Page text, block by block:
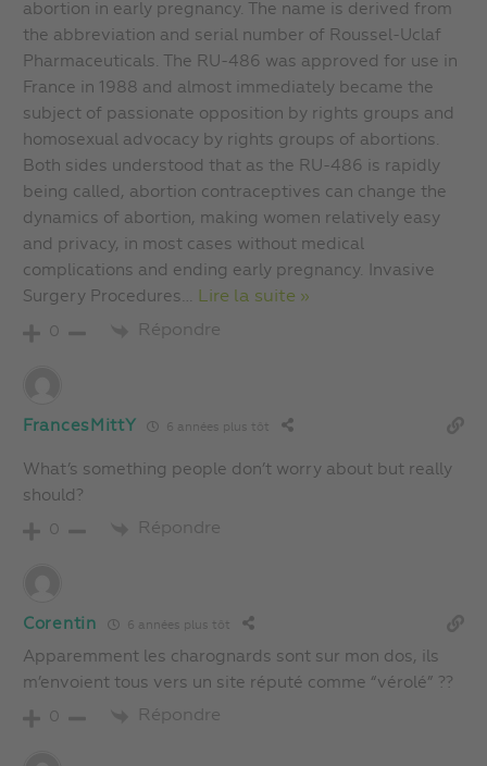
abortion in early pregnancy. The name is derived from
the abbreviation and serial number of Roussel-Uclaf
Pharmaceuticals. The RU-486 was approved for use in
France in 1988 and almost immediately became the
subject of passionate opposition by rights groups and
homosexual advocacy by rights groups of abortions.
Both sides understood that as the RU-486 is rapidly
being called, abortion contraceptives can change the
dynamics of abortion, making women relatively easy
and privacy, in most cases without medical
complications and ending early pregnancy. Invasive
Surgery Procedures… Lire la suite »
0 Répondre
FrancesMittY 6 années plus tôt
What’s something people don’t worry about but really
should?
0 Répondre
Corentin 6 années plus tôt
Apparemment les charognards sont sur mon dos, ils
m’envoient tous vers un site réputé comme “vérolé” ??
0 Répondre